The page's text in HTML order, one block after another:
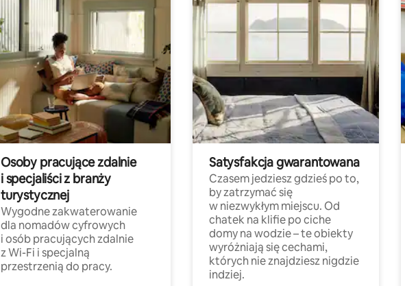
Osoby pracujące zdalnie
i specjaliści z branży
turystycznej
Wygodne zakwaterowanie
dla nomadów cyfrowych
i osób pracujących zdalnie
z Wi-Fi i specjalną
przestrzenią do pracy.
Satysfakcja gwarantowana
Czasem jedziesz gdzieś po to,
by zatrzymać się
w niezwykłym miejscu. Od
chatek na klifie po ciche
domy na wodzie – te obiekty
wyróżniają się cechami,
których nie znajdziesz nigdzie
indziej.